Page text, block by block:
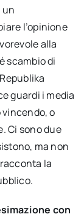
un
l’opinione
alla
scambio di
guardi i media
o
Ci sono due
ma non
la
con